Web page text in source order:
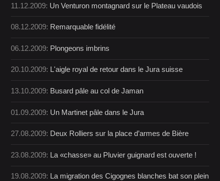
11.12.2009: Un Venturon montagnard sur le Plateau vaudois
08.12.2009: Remarquable fidélité
06.12.2009: Plongeons imbrins
20.10.2009: L'aigle royal de retour dans le Jura suisse
13.10.2009: Busard pâle au col de Jaman
01.09.2009: Un Martinet pâle dans le Jura
27.08.2009: Deux Rolliers sur la place d’armes de Bière
23.08.2009: La «chasse» au Pluvier guignard est ouverte !
19.08.2009: La migration des Cigognes blanches bat son plein